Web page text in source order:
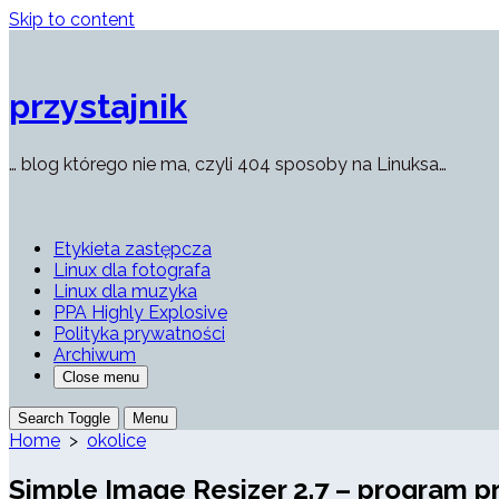
Skip to content
przystajnik
… blog którego nie ma, czyli 404 sposoby na Linuksa…
Etykieta zastępcza
Linux dla fotografa
Linux dla muzyka
PPA Highly Explosive
Polityka prywatności
Archiwum
Close menu
Search Toggle Menu
Home > okolice
Simple Image Resizer 2.7 – program